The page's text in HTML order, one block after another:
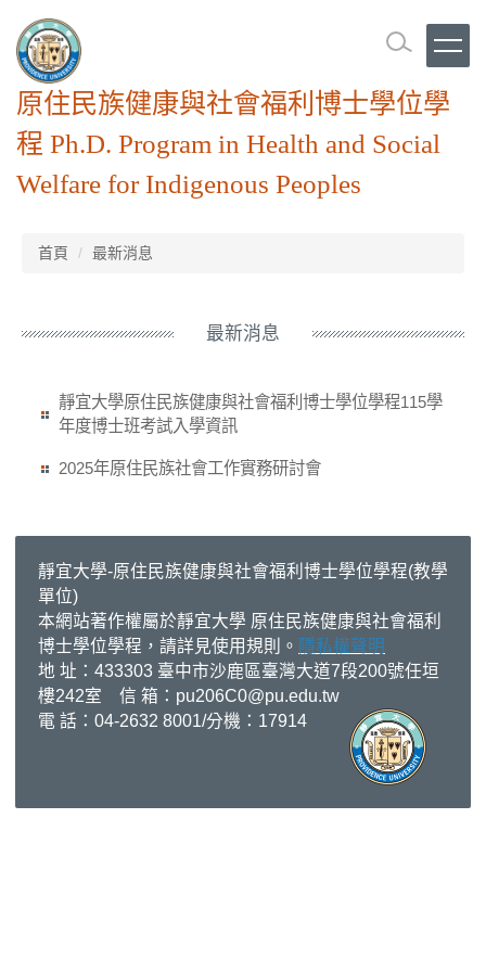
到
主
內
容
區
原住民族健康與社會福利博士學位學
程 Ph.D. Program in Health and Social
Welfare for Indigenous Peoples
首頁 最新消息
最新消息
靜宜大學原住民族健康與社會福利博士學位學程115學
年度博士班考試入學資訊
2025年原住民族社會工作實務研討會
靜宜大學-原住民族健康與社會福利博士學位學程(教學
單位)​​​​​
本網站著作權屬於靜宜大學 原住民族健康與社會福利
博士學位學程，請詳見使用規則。 隱私權聲明
地 址：433303 臺中市沙鹿區臺灣大道7段200號任垣
樓242室 信 箱： pu206C0@pu.edu.tw
電 話：04-2632 8001/分機：17914